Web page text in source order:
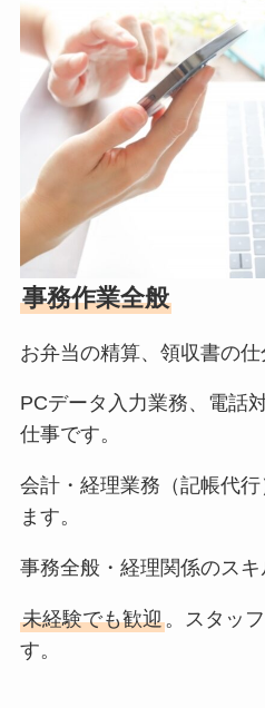
事務作業全般
お弁当の精算、領収書の仕
PCデータ入力業務、電話
仕事です。
会計・経理業務（記帳代
ます。
事務全般・経理関係のスキ
未経験でも歓迎。スタッ
す。